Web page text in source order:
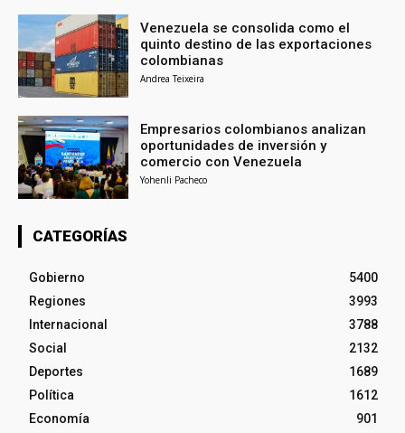
Venezuela se consolida como el
quinto destino de las exportaciones
colombianas
Andrea Teixeira
Empresarios colombianos analizan
oportunidades de inversión y
comercio con Venezuela
Yohenli Pacheco
CATEGORÍAS
Gobierno
5400
Regiones
3993
Internacional
3788
Social
2132
Deportes
1689
Política
1612
Economía
901